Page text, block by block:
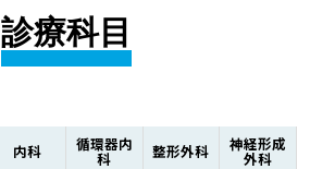
診療科目
内科
循環器内
科
整形外科
神経形成
外科